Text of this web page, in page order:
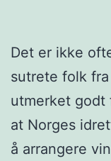
Det er ikke
sutrete folk
utmerket godt
at Norges
å arrangere